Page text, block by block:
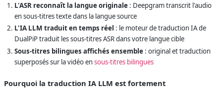
L'ASR reconnaît la langue originale : Deepgram transcrit l'audio
en sous-titres texte dans la langue source
L'IA LLM traduit en temps réel : le moteur de traduction IA de
DualPiP traduit les sous-titres ASR dans votre langue cible
Sous-titres bilingues affichés ensemble : original et traduction
superposés sur la vidéo ensous-titres bilingues
Pourquoi la traduction IA LLM est fortement